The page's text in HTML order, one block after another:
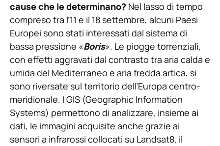
cause che le determinano? Nel lasso di tempo
compreso tra l’11 e il 18 settembre, alcuni Paesi
Europei sono stati interessati dal sistema di
bassa pressione «Boris». Le piogge torrenziali,
con effetti aggravati dal contrasto tra aria calda e
umida del Mediterraneo e aria fredda artica, si
sono riversate sul territorio dell’Europa centro-
meridionale. I GIS (Geographic Information
Systems) permettono di analizzare, insieme ai
dati, le immagini acquisite anche grazie ai
sensori a infrarossi collocati su Landsat8, il